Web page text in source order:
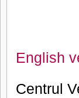
English
Centrul